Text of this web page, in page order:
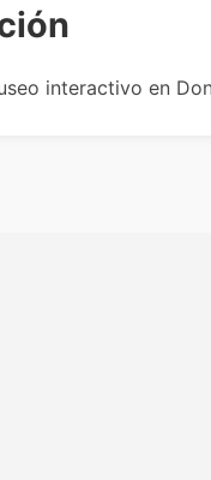
interactivo en